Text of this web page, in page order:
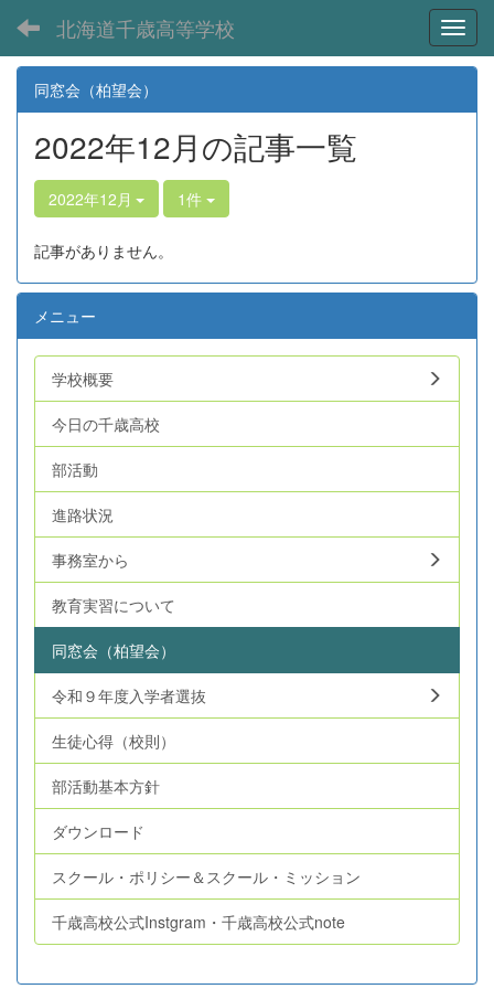
北海道千歳高等学校
同窓会（柏望会）
2022年12月の記事一覧
2022年12月 1件
記事がありません。
メニュー
学校概要
今日の千歳高校
部活動
進路状況
事務室から
教育実習について
同窓会（柏望会）
令和９年度入学者選抜
生徒心得（校則）
部活動基本方針
ダウンロード
スクール・ポリシー＆スクール・ミッション
千歳高校公式Instgram・千歳高校公式note